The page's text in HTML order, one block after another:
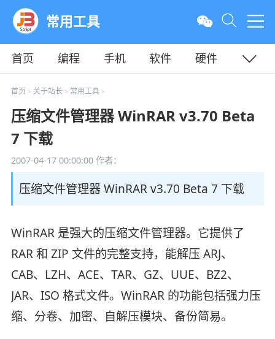
常用工具
首页 编程 手机 软件
硬件
教程
平面 服务器
首页 > 关于站长 > 常用工具>
压缩文件管理器 WinRAR v3.70 Beta
7 下载
2007-04-17 00:00:00作者：
压缩文件管理器 WinRAR v3.70 Beta 7 下载
WinRAR 是强大的压缩文件管理器。它提供了
RAR 和 ZIP 文件的完整支持，能解压 ARJ、
CAB、LZH、ACE、TAR、GZ、UUE、BZ2、
JAR、ISO 格式文件。WinRAR 的功能包括强力压
缩、分卷、加密、自解压模块、备份简易。